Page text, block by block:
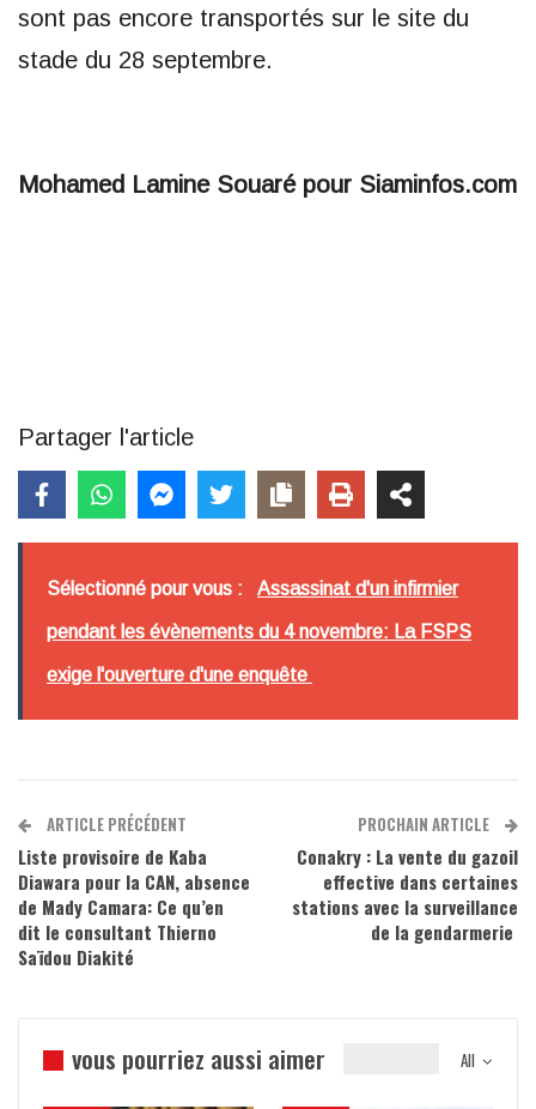
sont pas encore transportés sur le site du
stade du 28 septembre.
Mohamed Lamine Souaré pour Siaminfos.com
Partager l'article
Sélectionné pour vous : Assassinat d'un infirmier
pendant les évènements du 4 novembre: La FSPS
exige l'ouverture d'une enquête
ARTICLE PRÉCÉDENT
Liste provisoire de Kaba
Diawara pour la CAN, absence
de Mady Camara: Ce qu’en
dit le consultant Thierno
Saïdou Diakité
PROCHAIN ARTICLE
Conakry : La vente du gazoil
effective dans certaines
stations avec la surveillance
de la gendarmerie
All
vous pourriez aussi aimer